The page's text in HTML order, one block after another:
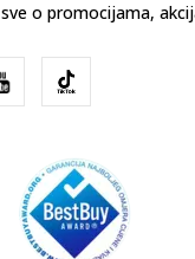
o promocijama,